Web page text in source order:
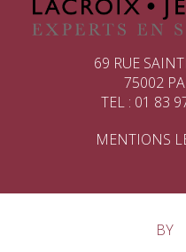
69 RUE
75002
TEL : 01 83
MENTIONS
BY